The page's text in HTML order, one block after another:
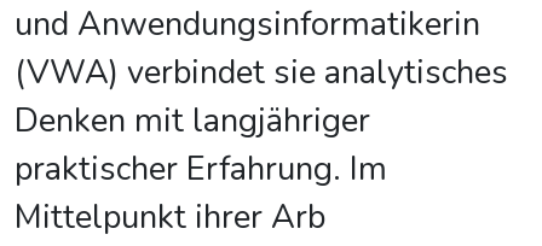
und Anwendungsinformatikerin
(VWA) verbindet sie analytisches
Denken mit langjähriger
praktischer Erfahrung. Im
Mittelpunkt ihrer Arb